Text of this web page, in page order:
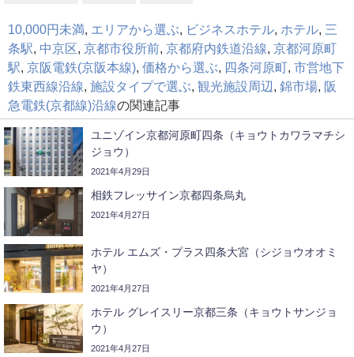
10,000円未満 エリアから選ぶ ビジネスホテル ホテル 三
条駅
中京区 京都市役所前 京都府内鉄道沿線 京都河原町
駅 京阪電鉄(京阪本線) 価格から選ぶ 四条河原町 市営地下
鉄東西線沿線 施設タイプで選ぶ 観光施設周辺 錦市場
阪
急電鉄(京都線)沿線の関連記事
ユニゾイン京都河原町四条（キョウトカワラマチシ
ジョウ）
2021年4月29日
相鉄フレッサイン京都四条烏丸
2021年4月27日
ホテル エムズ・プラス四条大宮（シジョウオオミ
ヤ）
2021年4月27日
ホテル グレイスリー京都三条（キョウトサンジョ
ウ）
2021年4月27日